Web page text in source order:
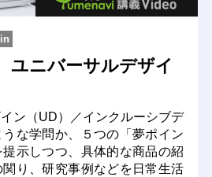
ニバーサルデザイ
イン（UD）／インクルーシブデ
な学問か、５つの「夢ポイン
提示しつつ、具体的な商品の紹
り、研究事例などを日常生活